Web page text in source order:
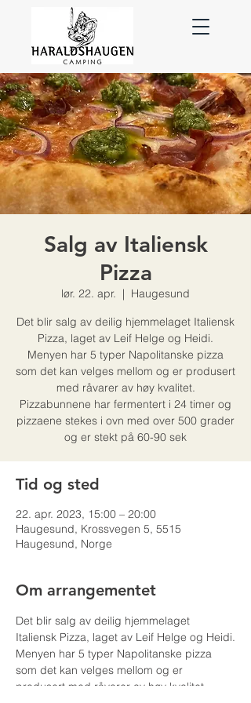
Salg av Italiensk
Pizza
lør. 22. apr.
  |
Haugesund
Det blir salg av deilig hjemmelaget Italiensk
Pizza, laget av Leif Helge og Heidi.
Menyen har 5 typer Napolitanske pizza
som det kan velges mellom og er produsert
med råvarer av høy kvalitet.
Pizzabunnene har fermentert i 24 timer og
pizzaene stekes i ovn med over 500 grader
og er stekt på 60-90 sek
Tid og sted
22. apr. 2023, 15:00 – 20:00
Haugesund, Krossvegen 5, 5515
Haugesund, Norge
Om arrangementet
Det blir salg av deilig hjemmelaget
Italiensk Pizza, laget av Leif Helge og Heidi.
Menyen har 5 typer Napolitanske pizza
som det kan velges mellom og er
produsert med råvarer av høy kvalitet.